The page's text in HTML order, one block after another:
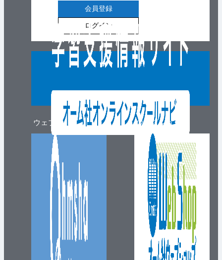
ウェブマガジン
会員登録
ログイン
ウェブショップ